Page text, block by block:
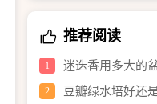
推荐阅读
1 迷迭香用多大的
2 豆瓣绿水培好还